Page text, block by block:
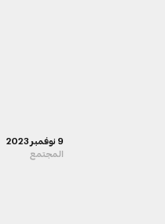
9 نوفمبر 2023
المجتمع